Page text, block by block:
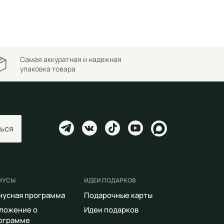
Самая аккуратная и надежная
упаковка товара
программа
о
ИДЕИ ПОДАРКОВ
Подарочные карты
Идеи подарков